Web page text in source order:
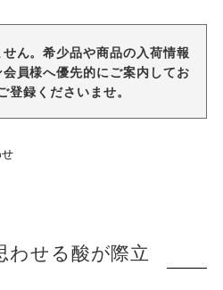
ん。希少品や商品の入荷情報
員様へ優先的にご案内してお
登録くださいませ。
わせる酸が際立